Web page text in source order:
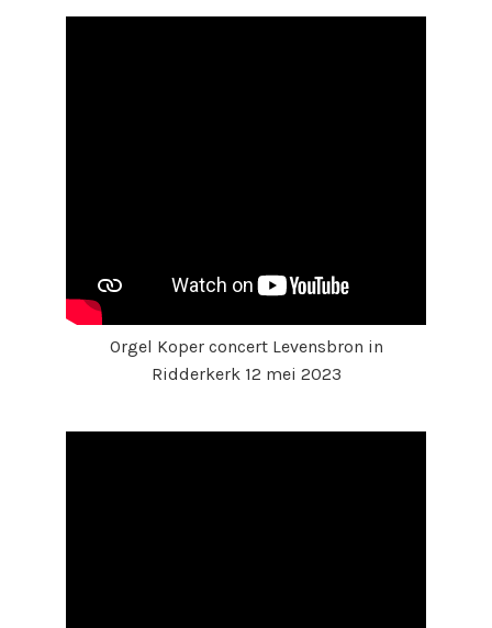
Orgel Koper concert Levensbron in
Ridderkerk 12 mei 2023